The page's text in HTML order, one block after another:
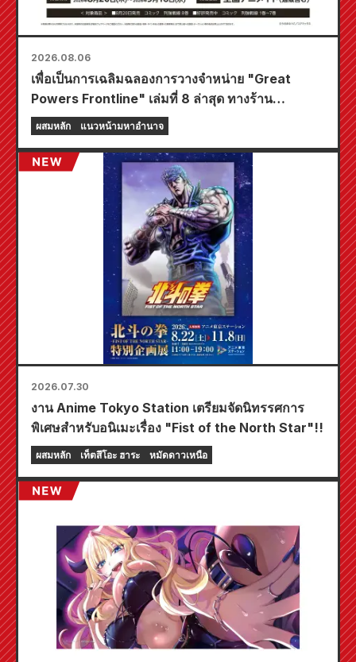
2026.08.06
เพื่อเป็นการเฉลิมฉลองการวางจำหน่าย "Great
Powers Frontline" เล่มที่ 8 ล่าสุด ทางร้าน
Animate ทั่วประเทศจะจัดงานอีเวนต์พิเศษในช่วง
เวลาจำกัด เริ่มตั้งแต่วันที่ 20 สิงหาคม โดยคุณ
สามารถรับมินิการ์ดสุดพิเศษ (ทั้งหมด 4 แบบ) ได้ที่นี่!
ผสมหลัก แนวหน้ามหาอำนาจ
2026.07.30
งาน Anime Tokyo Station เตรียมจัดนิทรรศการ
พิเศษสำหรับอนิเมะเรื่อง "Fist of the North Star"!!
ผสมหลัก เท็ตสึโอะ ฮาระ หมัดดาวเหนือ